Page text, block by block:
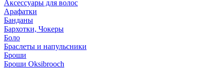
Аксессуары для волос
Арафатки
Банданы
Бархотки, Чокеры
Боло
Браслеты и напульсники
Броши
Броши Oksibrooch